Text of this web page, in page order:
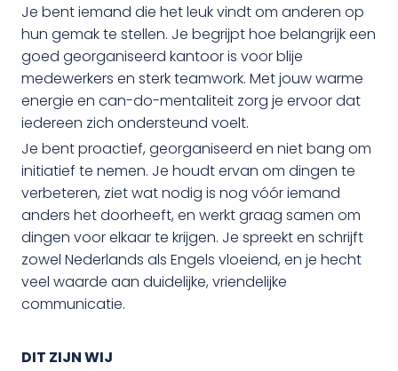
Je bent iemand die het leuk vindt om anderen op
hun gemak te stellen. Je begrijpt hoe belangrijk een
goed georganiseerd kantoor is voor blije
medewerkers en sterk teamwork. Met jouw warme
energie en can-do-mentaliteit zorg je ervoor dat
iedereen zich ondersteund voelt.
Je bent proactief, georganiseerd en niet bang om
initiatief te nemen. Je houdt ervan om dingen te
verbeteren, ziet wat nodig is nog vóór iemand
anders het doorheeft, en werkt graag samen om
dingen voor elkaar te krijgen. Je spreekt en schrijft
zowel Nederlands als Engels vloeiend, en je hecht
veel waarde aan duidelijke, vriendelijke
communicatie.
DIT ZIJN WIJ